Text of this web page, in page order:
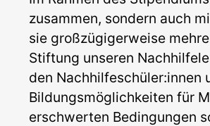
zusammen, sondern auch
sie großzügigerweise
Stiftung unseren
den
Bildungsmöglichkeiten für
erschwerten Bedingungen